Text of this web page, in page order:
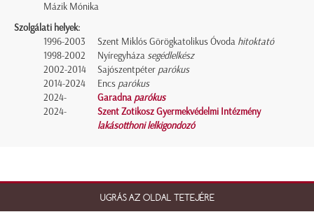
Mázik Mónika
Szolgálati helyek:
1996-2003
Szent Miklós Görögkatolikus Óvoda hitoktató
1998-2002
Nyíregyháza segédlelkész
2002-2014
Sajószentpéter parókus
2014-2024
Encs parókus
2024-
Garadna parókus
2024-
Szent Zotikosz Gyermekvédelmi Intézmény
lakásotthoni lelkigondozó
UGRÁS AZ OLDAL TETEJÉRE